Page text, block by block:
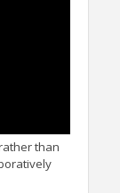
than